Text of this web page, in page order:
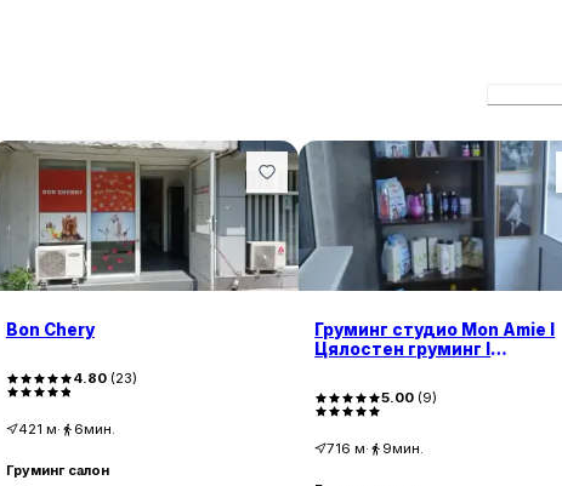
Bon Chery
4.80(23)
421 м· 6мин.
Груминг салон
Груминг студио Mon Amie І
Цялостен груминг І
без упойка І Спа процедури І
Озонова терапия
5.00 (9)
716 м· 9мин.